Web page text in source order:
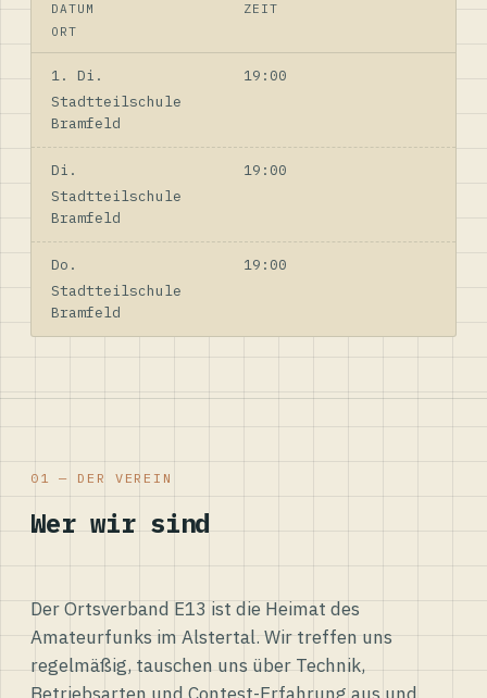
DATUM
ZEIT
ORT
1. Di.
19:00
Stadtteilschule
Bramfeld
Di.
19:00
Stadtteilschule
Bramfeld
Do.
19:00
Stadtteilschule
Bramfeld
01 — DER VEREIN
Wer wir sind
Der Ortsverband E13 ist die Heimat des
Amateurfunks im Alstertal. Wir treffen uns
regelmäßig, tauschen uns über Technik,